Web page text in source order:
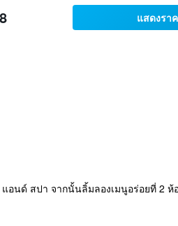
แสดงรา
นด์ สปา จากนั้นลิ้มลองเมนูอร่อยที่ 2 ห้